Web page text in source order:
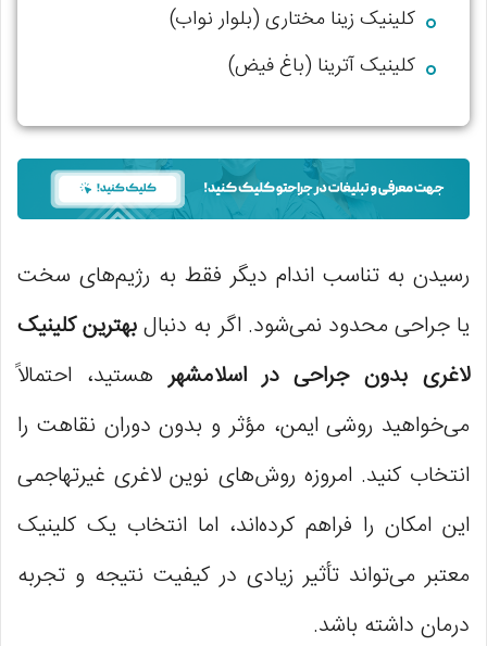
کلینیک زینا مختاری (بلوار نواب)
کلینیک آترینا (باغ فیض)
رسیدن به تناسب اندام دیگر فقط به رژیم‌های سخت
یا جراحی محدود نمی‌شود. اگر به دنبالبهترین کلینیک
لاغری بدون جراحی در اسلامشهرهستید، احتمالاً
می‌خواهید روشی ایمن، مؤثر و بدون دوران نقاهت را
انتخاب کنید. امروزه روش‌های نوین لاغری غیرتهاجمی
این امکان را فراهم کرده‌اند، اما انتخاب یک کلینیک
معتبر می‌تواند تأثیر زیادی در کیفیت نتیجه و تجربه
درمان داشته باشد.